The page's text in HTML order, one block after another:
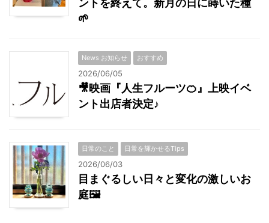
ントを終えて。新月の日に蒔いた種
🌱
News お知らせ おすすめ
2026/06/05
🎥映画『人生フルーツ🍊』上映イベ
ント出店者決定♪
日常のこと 日常を輝かせるTips
2026/06/03
目まぐるしい日々と変化の激しいお
庭🖼